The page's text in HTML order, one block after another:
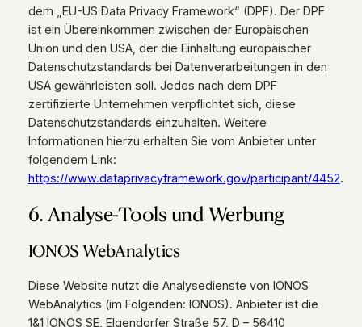
dem „EU-US Data Privacy Framework“ (DPF). Der DPF
ist ein Übereinkommen zwischen der Europäischen
Union und den USA, der die Einhaltung europäischer
Datenschutzstandards bei Datenverarbeitungen in den
USA gewährleisten soll. Jedes nach dem DPF
zertifizierte Unternehmen verpflichtet sich, diese
Datenschutzstandards einzuhalten. Weitere
Informationen hierzu erhalten Sie vom Anbieter unter
folgendem Link:
https://www.dataprivacyframework.gov/participant/4452.
6. Analyse-Tools und Werbung
IONOS WebAnalytics
Diese Website nutzt die Analysedienste von IONOS
WebAnalytics (im Folgenden: IONOS). Anbieter ist die
1&1 IONOS SE, Elgendorfer Straße 57, D – 56410